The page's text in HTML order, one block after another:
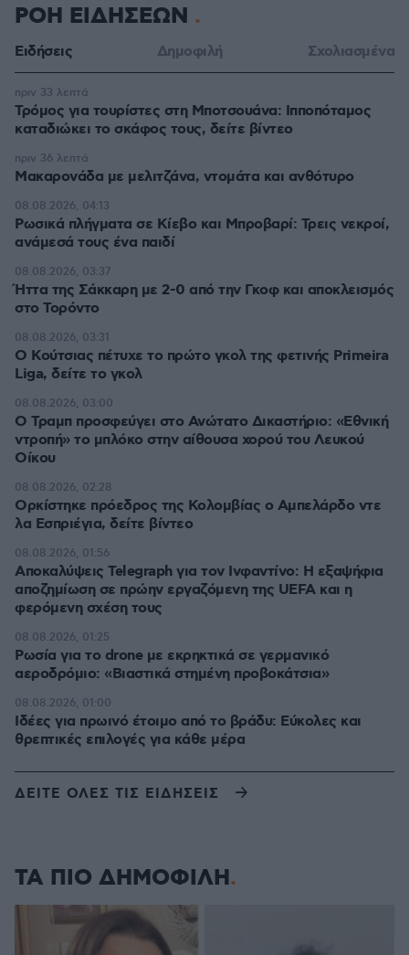
ΡΟΗ ΕΙΔΗΣΕΩΝ
Ειδήσεις Δημοφιλή Σχολιασμένα
Τρόμος για τουρίστες στη Μποτσουάνα: Ιπποπόταμος
καταδιώκει το σκάφος τους, δείτε βίντεο
πριν 33 λεπτά
Μακαρονάδα με μελιτζάνα, ντομάτα και ανθότυρο
πριν 36 λεπτά
Ρωσικά πλήγματα σε Κίεβο και Μπροβαρί: Τρεις νεκροί,
ανάμεσά τους ένα παιδί
08.08.2026, 04:13
Ήττα της Σάκκαρη με 2-0 από την Γκοφ και αποκλεισμός
στο Τορόντο
08.08.2026, 03:37
Ο Κούτσιας πέτυχε το πρώτο γκολ της φετινής Primeira
Liga, δείτε το γκολ
08.08.2026, 03:31
Ο Τραμπ προσφεύγει στο Ανώτατο Δικαστήριο: «Εθνική
ντροπή» το μπλόκο στην αίθουσα χορού του Λευκού
Οίκου
08.08.2026, 03:00
Ορκίστηκε πρόεδρος της Κολομβίας ο Αμπελάρδο ντε
λα Εσπριέγια, δείτε βίντεο
08.08.2026, 02:28
Αποκαλύψεις Telegraph για τον Ινφαντίνο: Η εξαψήφια
αποζημίωση σε πρώην εργαζόμενη της UEFA και η
φερόμενη σχέση τους
08.08.2026, 01:56
Ρωσία για το drone με εκρηκτικά σε γερμανικό
αεροδρόμιο: «Βιαστικά στημένη προβοκάτσια»
08.08.2026, 01:25
Ιδέες για πρωινό έτοιμο από το βράδυ: Εύκολες και
θρεπτικές επιλογές για κάθε μέρα
08.08.2026, 01:00
ΔΕΙΤΕ ΟΛΕΣ ΤΙΣ ΕΙΔΗΣΕΙΣ
ΤΑ ΠΙΟ ΔΗΜΟΦΙΛΗ